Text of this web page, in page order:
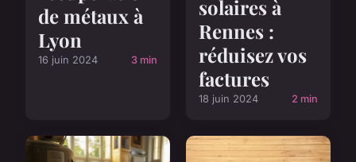
de métaux à
Lyon
16 juin 2024 3 min
solaires à
Rennes :
réduisez vos
factures
18 juin 2024 2 min